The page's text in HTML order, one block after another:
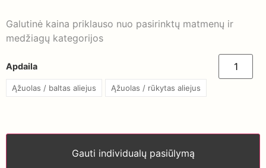
Galutinė kaina priklauso nuo pasirinktų matmenų ir
medžiagų kategorijos
Apdaila
Ąžuolas / baltas aliejus Ąžuolas / rūkytas aliejus
Gauti individualų pasiūlymą